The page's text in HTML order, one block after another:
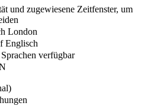
und zugewiesene Zeitfenster, um
London
Englisch
verfügbar